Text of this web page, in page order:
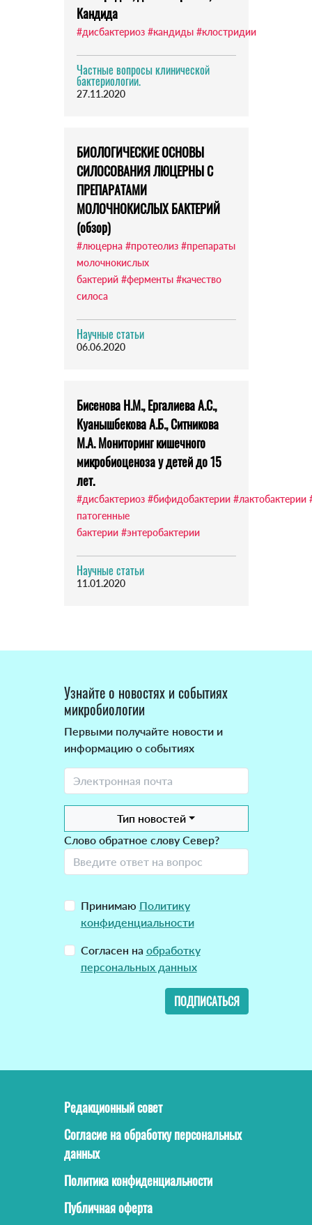
Кандида
#дисбактериоз #кандиды #клостридии
Частные вопросы клинической
бактериологии.
27.11.2020
БИОЛОГИЧЕСКИЕ ОСНОВЫ
СИЛОСОВАНИЯ ЛЮЦЕРНЫ С
ПРЕПАРАТАМИ
МОЛОЧНОКИСЛЫХ БАКТЕРИЙ
(обзор)
#люцерна #протеолиз #препараты
молочнокислых
бактерий #ферменты #качество
силоса
Научные статьи
06.06.2020
Бисенова Н.М., Ергалиева А.С.,
Куанышбекова А.Б., Ситникова
М.А. Мониторинг кишечного
микробиоценоза у детей до 15
лет.
#дисбактериоз #бифидобактерии #лактобактерии
патогенные
бактерии #энтеробактерии
Научные статьи
11.01.2020
Узнайте о новостях и событиях
микробиологии
Первыми получайте новости и
информацию о событиях
Тип новостей
Слово обратное слову Север?
Принимаю Политику
конфиденциальности
Согласен на обработку
персональных данных
ПОДПИСАТЬСЯ
Редакционный совет
Согласие на обработку персональных
данных
Политика конфиденциальности
Публичная оферта